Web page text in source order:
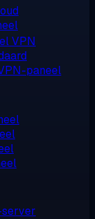
VPN
paneel